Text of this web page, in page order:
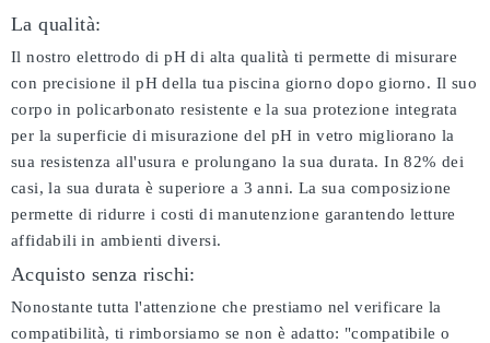
La qualità:
Il nostro elettrodo di pH di alta qualità ti permette di misurare
con precisione il pH della tua piscina giorno dopo giorno. Il suo
corpo in policarbonato resistente e la sua protezione integrata
per la superficie di misurazione del pH in vetro migliorano la
sua resistenza all'usura e prolungano la sua durata. In 82% dei
casi, la sua durata è superiore a 3 anni. La sua composizione
permette di ridurre i costi di manutenzione garantendo letture
affidabili in ambienti diversi.
Acquisto senza rischi:
Nonostante tutta l'attenzione che prestiamo nel verificare la
compatibilità, ti rimborsiamo se non è adatto: "compatibile o